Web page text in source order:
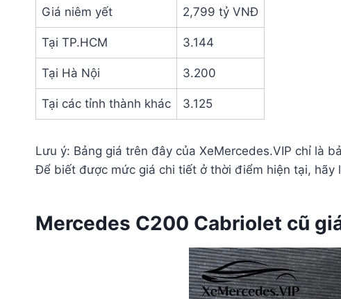
Giá niêm yết 2,799 tỷ VNĐ
Tại TP.HCM 3.144
Tại Hà Nội 3.200
Tại các tỉnh thành khác 3.125
Lưu ý: Bảng giá trên đây của XeMercedes.VIP chỉ là
Để biết được mức giá chi tiết ở thời điểm hiện tại, hãy
Mercedes C200 Cabriolet cũ